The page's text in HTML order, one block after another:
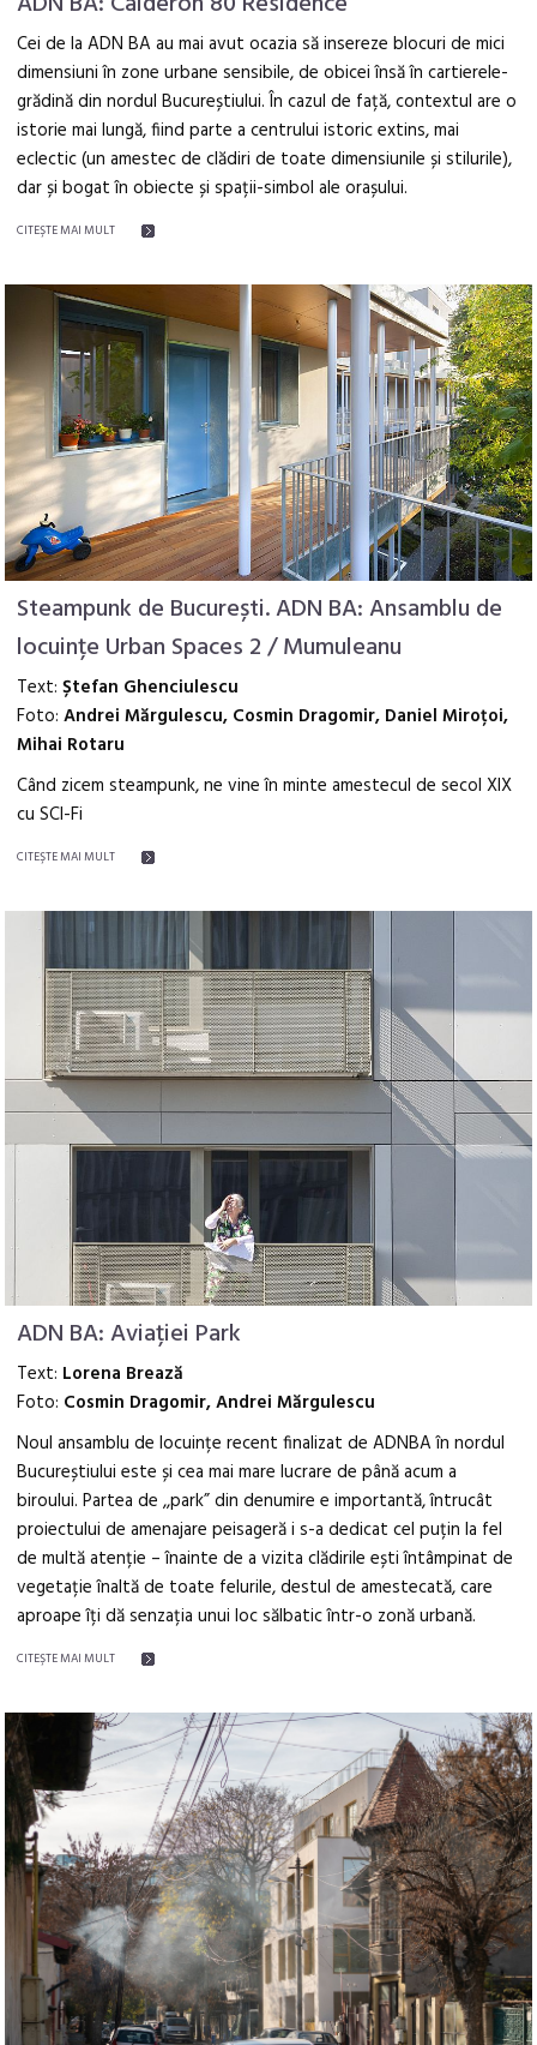
Cei de la ADN BA au mai avut ocazia să insereze blocuri de mici
dimensiuni în zone urbane sensibile, de obicei însă în cartierele-
grădină din nordul Bucureștiului. În cazul de față, contextul are o
istorie mai lungă, fiind parte a centrului istoric extins, mai
eclectic (un amestec de clădiri de toate dimensiunile și stilurile),
dar și bogat în obiecte și spații-simbol ale orașului.
CITEŞTE MAI MULT
Steampunk de București. ADN BA: Ansamblu de
locuințe Urban Spaces 2 / Mumuleanu
Text:Ștefan Ghenciulescu
Foto:Andrei Mărgulescu, Cosmin Dragomir, Daniel Miroțoi,
Mihai Rotaru
Când zicem steampunk, ne vine în minte amestecul de secol XIX
cu SCI-Fi
CITEŞTE MAI MULT
ADN BA: Aviației Park
Text: Lorena Brează
Foto: Cosmin Dragomir, Andrei Mărgulescu
Noul ansamblu de locuințe recent finalizat de ADNBA în nordul
Bucureștiului este și cea mai mare lucrare de până acum a
biroului. Partea de ,,park” din denumire e importantă, întrucât
proiectului de amenajare peisageră i s-a dedicat cel puțin la fel
de multă atenție – înainte de a vizita clădirile ești întâmpinat de
vegetație înaltă de toate felurile, destul de amestecată, care
aproape îți dă senzația unui loc sălbatic într-o zonă urbană.
CITEŞTE MAI MULT